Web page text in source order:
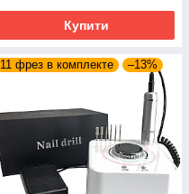
Купити
11 фрез в комплекте –13%